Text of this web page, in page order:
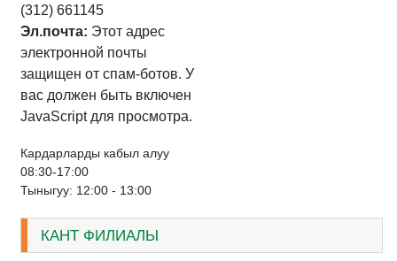
(312) 661145
Эл.почта: Этот адрес
электронной почты
защищен от спам-ботов. У
вас должен быть включен
JavaScript для просмотра.
Кардарларды кабыл алуу
08:30-17:00
Тыныгуу: 12:00 - 13:00
КАНТ ФИЛИАЛЫ